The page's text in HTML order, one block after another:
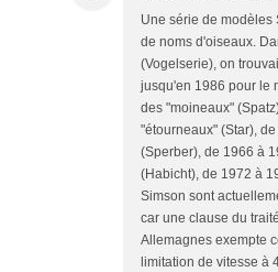
Une série de modèles
de noms d'oiseaux.
(Vogelserie), on
jusqu'en 1986 pour le
des "moineaux"
"étourneaux" (Star),
(Sperber), de 1966 à
(Habicht), de 1972 à
Simson sont
car une clause du
Allemagnes exempte
limitation de vitesse à